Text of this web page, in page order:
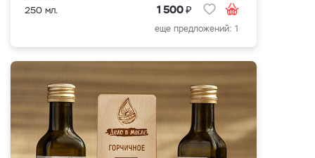
250 мл. 1 500₽
еще предложений: 1